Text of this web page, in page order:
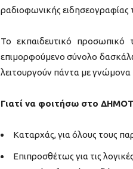
ραδιοφωνικής ειδησεογραφίας
Το εκπαιδευτικό
επιμορφούμενο σύνολο
λειτουργούν πάντα με γνώμονα
Γιατί να φοιτήσω στο
Καταρχάς, για όλους τους
Επιπροσθέτως για τις